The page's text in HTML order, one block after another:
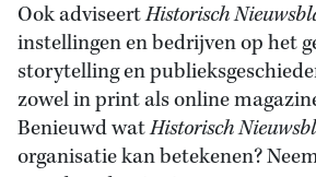
Ook adviseertHistorisch
instellingen en bedrijven op het
storytelling en
zowel in print als online
Benieuwd watHistorisch
organisatie kan betekenen?